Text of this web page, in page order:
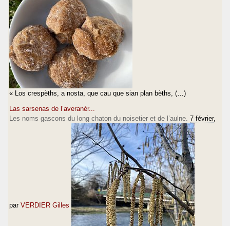
« Los crespèths, a nosta, que cau que sian plan bèths, (…)
Las sarsenas de l’averanèr...
Les noms gascons du long chaton du noisetier et de l’aulne. 7 février,
par VERDIER Gilles